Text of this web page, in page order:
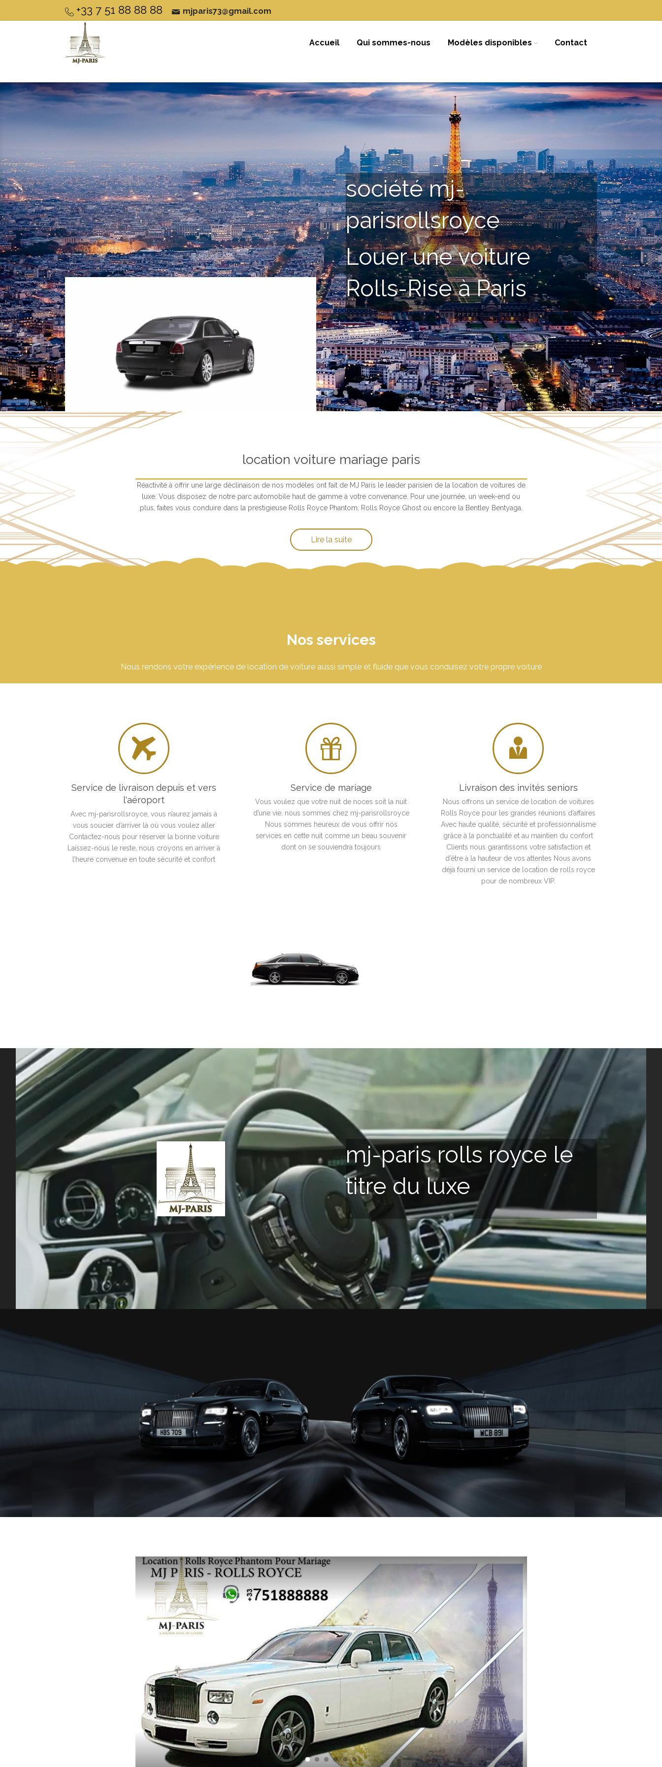
+33 7 51 88 88 88 mjparis73@gmail.com
Accueil Qui sommes-nous Modèles disponibles Contact
société mj-
parisrollsroyce
Louer une voiture
Rolls-Rise à Paris
location voiture mariage paris
Réactivité à offrir une large déclinaison de nos modèles ont fait de MJ Paris le leader parisien de la location de voitures de
luxe. Vous disposez de notre parc automobile haut de gamme à votre convenance. Pour une journée, un week-end ou
plus, faites vous conduire dans la prestigieuse Rolls Royce Phantom, Rolls Royce Ghost ou encore la Bentley Bentyaga.
Lire la suite
Nos services
Nous rendons votre expérience de location de voiture aussi simple et fluide que vous conduisez votre propre voiture

Service de livraison depuis et vers
l'aéroport
Avec mj-parisrollsroyce, vous n’aurez jamais à
vous soucier d’arriver là où vous voulez aller
Contactez-nous pour réserver la bonne voiture
Laissez-nous le reste, nous croyons en arriver à
l’heure convenue en toute sécurité et confort

Service de mariage
Vous voulez que votre nuit de noces soit la nuit
d’une vie, nous sommes chez mj-parisrollsroyce
Nous sommes heureux de vous offrir nos
services en cette nuit comme un beau souvenir
dont on se souviendra toujours

Livraison des invités seniors
Nous offrons un service de location de voitures
Rolls Royce pour les grandes réunions d’affaires
Avec haute qualité, sécurité et professionnalisme
grâce à la ponctualité et au maintien du confort
Clients nous garantissons votre satisfaction et
d’être à la hauteur de vos attentes Nous avons
déjà fourni un service de location de rolls royce
pour de nombreux VIP.
mj-paris rolls royce le
titre du luxe
Player